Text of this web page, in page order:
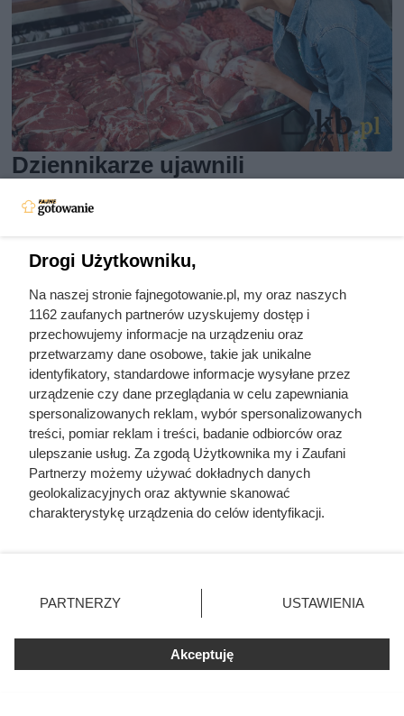
Dziennikarze ujawnili
pochodzenie mięsa z Dino. Klienci
zaskoczeni
Szyszki w ogrodzie działają jak
nie miałeś pojęcia
Drogi Użytkowniku,
Na naszej stronie fajnegotowanie.pl, my oraz naszych
1162 zaufanych partnerów uzyskujemy dostęp i
przechowujemy informacje na urządzeniu oraz
przetwarzamy dane osobowe, takie jak unikalne
identyfikatory, standardowe informacje wysyłane przez
urządzenie czy dane przeglądania w celu zapewniania
spersonalizowanych reklam, wybór spersonalizowanych
treści, pomiar reklam i treści, badanie odbiorców oraz
ulepszanie usług. Za zgodą Użytkownika my i Zaufani
Partnerzy możemy używać dokładnych danych
geolokalizacyjnych oraz aktywnie skanować
charakterystykę urządzenia do celów identyfikacji.
zmienić/wycofać klikając przycisk ustawień prywatności
znajdujący się w lewym dolnym rogu strony
rodzaje przetwarzania danych nie wymagają zgody
użytkownika, ale masz prawo sprzeciwić się takiemu
przetwarzaniu. Preferencje będą miały zastosowania tylko
PARTNERZY USTAWIENIA
Akceptuję